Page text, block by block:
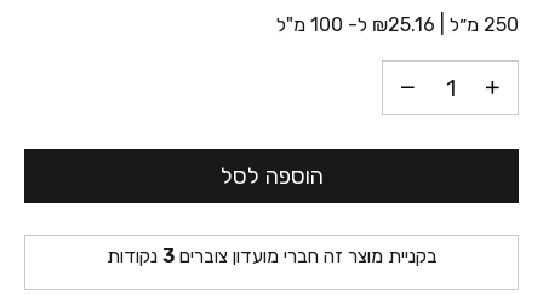
250 מ״ל | ₪25.16 ל- 100 מ"ל
הוספה לסל
בקניית מוצר זה חברי מועדון צוברים3 נקודות